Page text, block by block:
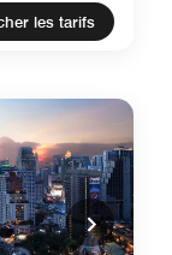
les tarifs